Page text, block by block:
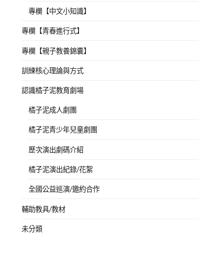
專欄【中文小知識】
專欄【青春進行式】
專欄【親子教養錦囊】
訓練核心理論與方式
認識橘子泥教育劇場
橘子泥成人劇團
橘子泥青少年兒童劇團
歷次演出劇碼介紹
橘子泥演出紀錄/花絮
全國公益巡演/邀約合作
輔助教具/教材
未分類